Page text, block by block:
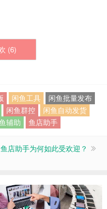
(6)
闲鱼工具
闲鱼批量发布
闲鱼群控
闲鱼自动发货
辅助 鱼店助手
鱼店助手为何如此受欢迎？